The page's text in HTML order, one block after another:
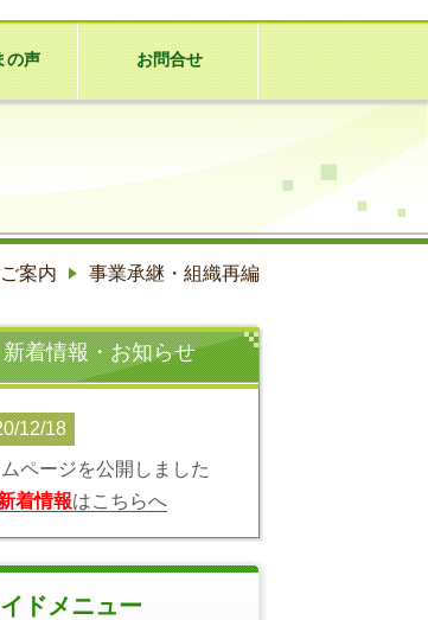
の声 お問合せ
案内 事業承継・組織再編
新着情報・お知らせ
12/18
ページを公開しました
着情報はこちらへ
ドメニュー